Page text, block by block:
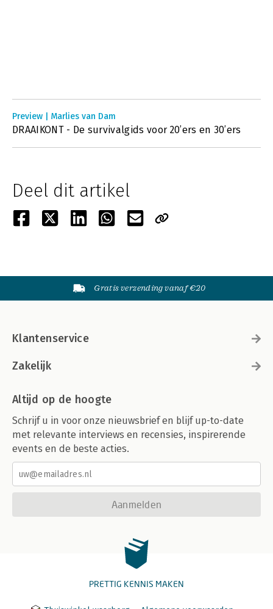
Preview | Marlies van Dam
DRAAIKONT - De survivalgids voor 20’ers en 30’ers
Deel dit artikel
Gratis verzending vanaf €20
Klantenservice
Zakelijk
Altijd op de hoogte
Schrijf u in voor onze nieuwsbrief en blijf up-to-date
met relevante interviews en recensies, inspirerende
events en de beste acties.
Aanmelden
PRETTIG KENNIS MAKEN